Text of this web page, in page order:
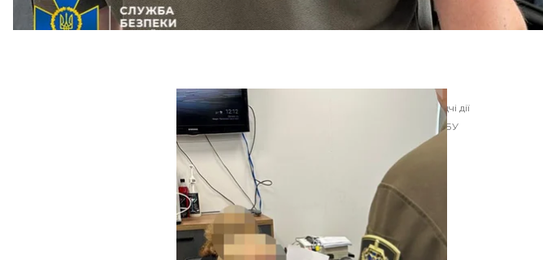
Слідчі дії
СБУ